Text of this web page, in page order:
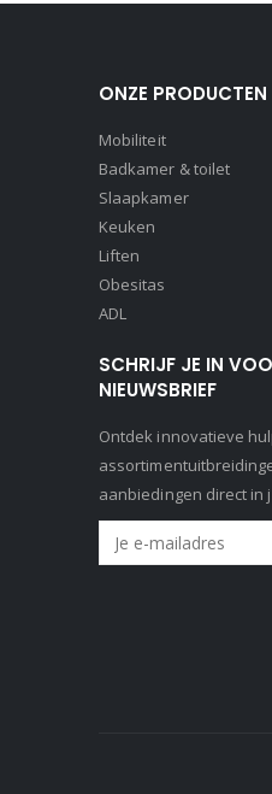
ONZE PRODUCTEN
Mobiliteit
Badkamer & toilet
Slaapkamer
Keuken
Liften
Obesitas
ADL
SCHRIJF JE IN
NIEUWSBRIEF
Ontdek innovatieve
aanbiedingen direct in